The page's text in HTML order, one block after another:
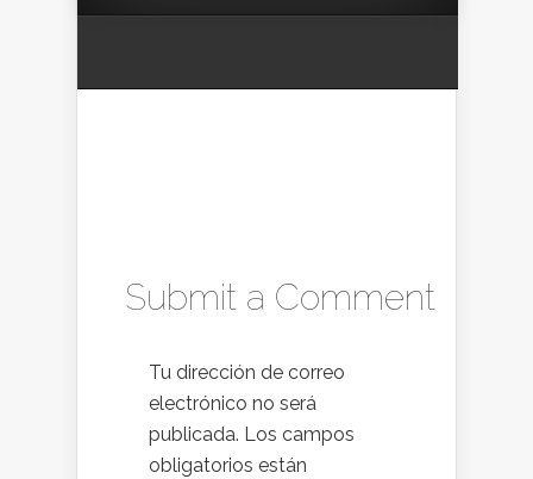
Submit a Comment
Tu dirección de correo
electrónico no será
publicada. Los campos
obligatorios están